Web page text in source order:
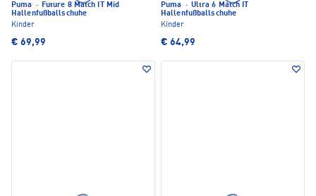
Puma · Future 8 Match IT Mid
Hallenfußballschuhe
Kinder
€ 69,99
Puma · Ultra 6 Match IT
Hallenfußballschuhe
Kinder
€ 64,99